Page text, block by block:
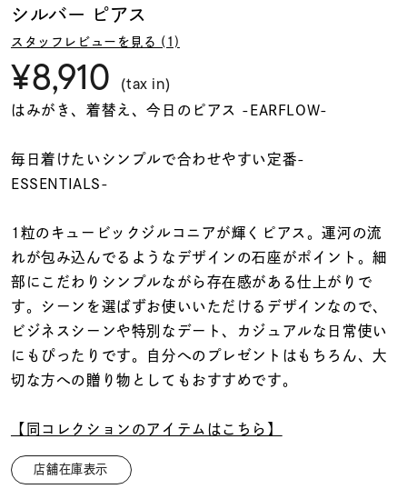
ファッションテイス
ト
着用シーン
コレクション
レディース
リングサイズ
～
在庫
シルバー ピアス
スタッフレビューを見る (1)
¥8,910 (tax in)
はみがき、着替え、今日のピアス -EARFLOW-
毎日着けたいシンプルで合わせやすい定番-
ESSENTIALS-
1粒のキュービックジルコニアが輝くピアス。運河の流
れが包み込んでるようなデザインの石座がポイント。細
部にこだわりシンプルながら存在感がある仕上がりで
す。シーンを選ばずお使いいただけるデザインなので、
ビジネスシーンや特別なデート、カジュアルな日常使い
にもぴったりです。自分へのプレゼントはもちろん、大
切な方への贈り物としてもおすすめです。
【同コレクションのアイテムはこちら】
店舗在庫表示